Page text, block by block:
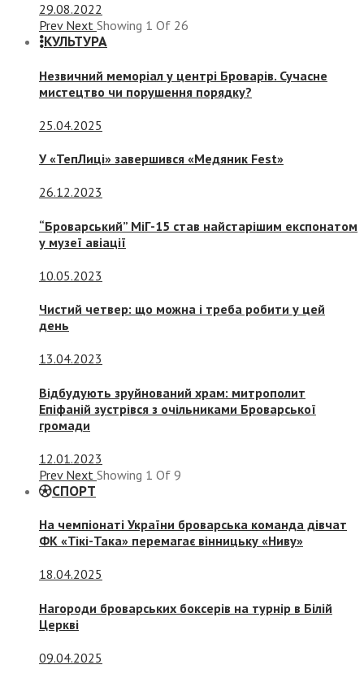
29.08.2022
Prev Next Showing 1 Of 26
КУЛЬТУРА
Незвичний меморіал у центрі Броварів. Сучасне
мистецтво чи порушення порядку?
25.04.2025
У «ТепЛиці» завершився «Медяник Fest»
26.12.2023
“Броварський” МіГ-15 став найстарішим експонатом
у музеї авіації
10.05.2023
Чистий четвер: що можна і треба робити у цей
день
13.04.2023
Відбудують зруйнований храм: митрополит
Епіфаній зустрівся з очільниками Броварської
громади
12.01.2023
Prev Next Showing 1 Of 9
СПОРТ
На чемпіонаті України броварська команда дівчат
ФК «Тікі-Така» перемагає вінницьку «Ниву»
18.04.2025
Нагороди броварських боксерів на турнір в Білій
Церкві
09.04.2025